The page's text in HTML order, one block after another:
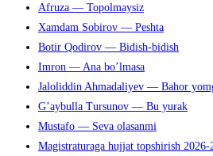
Afruza — Topolmaysiz
Xamdam Sobirov — Peshta
Botir Qodirov — Bidish-bidish
Imron — Ana bo’lmasa
Jaloliddin Ahmadaliyev — Bahor
G’aybulla Tursunov — Bu yurak
Mustafo — Seva olasanmi
Magistraturaga hujjat topshirish